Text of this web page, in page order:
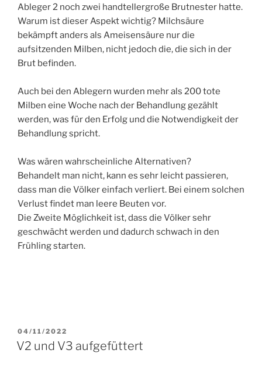
Ableger 2 noch zwei handtellergroße Brutnester hatte.
Warum ist dieser Aspekt wichtig? Milchsäure
bekämpft anders als Ameisensäure nur die
aufsitzenden Milben, nicht jedoch die, die sich in der
Brut befinden.
Auch bei den Ablegern wurden mehr als 200 tote
Milben eine Woche nach der Behandlung gezählt
werden, was für den Erfolg und die Notwendigkeit der
Behandlung spricht.
Was wären wahrscheinliche Alternativen?
Behandelt man nicht, kann es sehr leicht passieren,
dass man die Völker einfach verliert. Bei einem solchen
Verlust findet man leere Beuten vor.
Die Zweite Möglichkeit ist, dass die Völker sehr
geschwächt werden und dadurch schwach in den
Frühling starten.
VERÖFFENTLICHT
AM
04/11/2022
V2 und V3 aufgefüttert